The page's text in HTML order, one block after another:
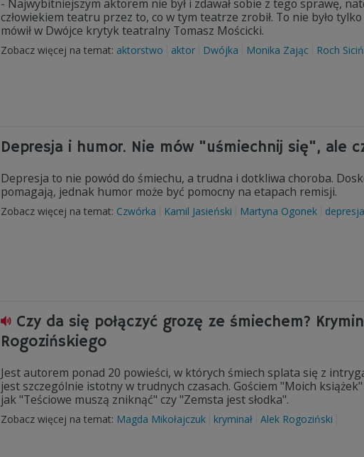
- Najwybitniejszym aktorem nie był i zdawał sobie z tego sprawę,
człowiekiem teatru przez to, co w tym teatrze zrobił. To nie było
mówił w Dwójce krytyk teatralny Tomasz Mościcki.
Zobacz więcej na temat: aktorstwo aktor Dwójka Monika Zając Roch
Depresja i humor. Nie mów "uśmiechnij się", ale
Depresja to nie powód do śmiechu, a trudna i dotkliwa choroba.
pomagają, jednak humor może być pomocny na etapach remisji.
Zobacz więcej na temat: Czwórka Kamil Jasieński Martyna Ogonek depresja
Czy da się połączyć grozę ze śmiechem?
Rogozińskiego
Jest autorem ponad 20 powieści, w których śmiech splata się z
jest szczególnie istotny w trudnych czasach. Gościem "Moich
jak "Teściowe muszą zniknąć" czy "Zemsta jest słodka".
Zobacz więcej na temat: Magda Mikołajczuk kryminał Alek Rogoziński